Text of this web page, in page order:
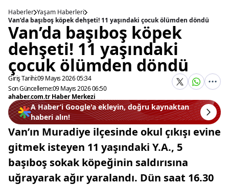
Haberler Yaşam Haberleri
Van’da başıboş köpek dehşeti! 11 yaşındaki çocuk ölümden döndü
Van’da başıboş köpek
dehşeti! 11 yaşındaki
çocuk ölümden döndü
Giriş Tarihi:09 Mayıs 2026 05:34
Son Güncelleme:09 Mayıs 2026 06:50
ahaber.com.tr Haber Merkezi
A Haber’i Google'a ekleyin, doğru kaynaktan
haberi alın!
Van’ın Muradiye ilçesinde okul çıkışı evine
gitmek isteyen 11 yaşındaki Y.A., 5
başıboş sokak köpeğinin saldırısına
uğrayarak ağır yaralandı. Dün saat 16.30